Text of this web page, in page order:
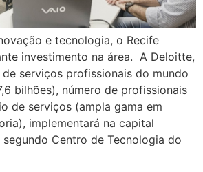
e tecnologia, o Recife
investimento na área. A Deloitte,
serviços profissionais do mundo
bilhões), número de profissionais
de serviços (ampla gama em
implementará na capital
segundo Centro de Tecnologia do